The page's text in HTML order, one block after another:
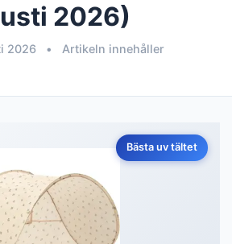
2026)
2026 •
Artikeln innehåller
Bästa uv tältet